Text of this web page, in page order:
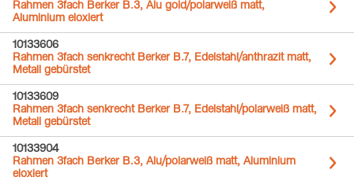
Rahmen 3fach Berker B.3, Alu gold/polarweiß matt,
Aluminium eloxiert
10133606
Rahmen 3fach senkrecht Berker B.7, Edelstahl/anthrazit matt,
Metall gebürstet
10133609
Rahmen 3fach senkrecht Berker B.7, Edelstahl/polarweiß matt,
Metall gebürstet
10133904
Rahmen 3fach Berker B.3, Alu/polarweiß matt, Aluminium
eloxiert